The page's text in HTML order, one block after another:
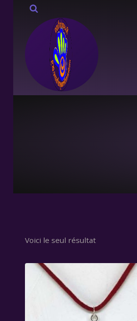
Aller
contenu
Voici le seul résultat